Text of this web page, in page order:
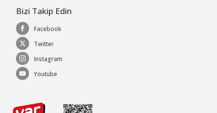
Bizi Takip Edin
Facebook
Twitter
Instagram
Youtube